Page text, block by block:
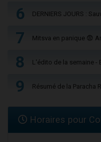
6 DERNIERS JOURS :
7 Mitsva en panique 😨
8 L'édito de la semaine -
9 Résumé de la Paracha
Horaires pour